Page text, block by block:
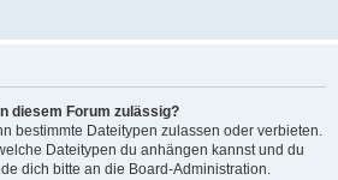
diesem Forum zulässig?
bestimmte Dateitypen zulassen oder verbieten.
Dateitypen du anhängen kannst und du
dich bitte an die Board-Administration.